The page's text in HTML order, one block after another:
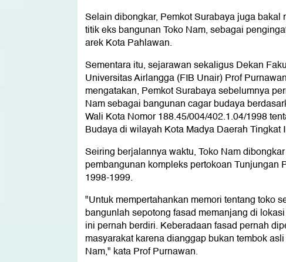
Selain dibongkar, Pemkot Surabaya juga bakal
titik eks bangunan Toko Nam, sebagai
arek Kota Pahlawan.
Sementara itu, sejarawan sekaligus Dekan
Universitas Airlangga (FIB Unair) Prof
mengatakan, Pemkot Surabaya sebelumnya
Nam sebagai bangunan cagar budaya
Wali Kota Nomor 188.45/004/402.1.04/1998
Budaya di wilayah Kota Madya Daerah Tingkat
Seiring berjalannya waktu, Toko Nam
pembangunan kompleks pertokoan Tunjungan
1998-1999.
"Untuk mempertahankan memori tentang toko
bangunlah sepotong fasad memanjang di
ini pernah berdiri. Keberadaan fasad pernah
masyarakat karena dianggap bukan tembok
Nam," kata Prof Purnawan.